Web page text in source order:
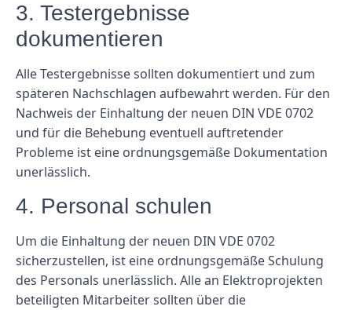
3. Testergebnisse
dokumentieren
Alle Testergebnisse sollten dokumentiert und zum
späteren Nachschlagen aufbewahrt werden. Für den
Nachweis der Einhaltung der neuen DIN VDE 0702
und für die Behebung eventuell auftretender
Probleme ist eine ordnungsgemäße Dokumentation
unerlässlich.
4. Personal schulen
Um die Einhaltung der neuen DIN VDE 0702
sicherzustellen, ist eine ordnungsgemäße Schulung
des Personals unerlässlich. Alle an Elektroprojekten
beteiligten Mitarbeiter sollten über die